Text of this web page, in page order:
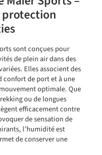
sont conçues pour
de plein air dans des
Elles associent des
confort de port et à une
optimale. Que
ou de longues
efficacement contre
de sensation de
l’humidité est
de conserver une